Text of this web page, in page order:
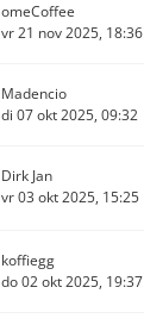
omeCoffee
vr 21 nov 2025, 18:36
Madencio
di 07 okt 2025, 09:32
Dirk Jan
vr 03 okt 2025, 15:25
koffiegg
do 02 okt 2025, 19:37